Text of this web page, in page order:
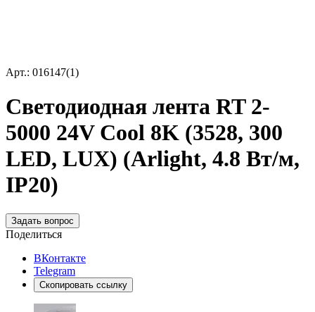
Арт.: 016147(1)
Светодиодная лента RT 2-
5000 24V Cool 8K (3528, 300
LED, LUX) (Arlight, 4.8 Вт/м,
IP20)
Задать вопрос
Поделиться
ВКонтакте
Telegram
Скопировать ссылку